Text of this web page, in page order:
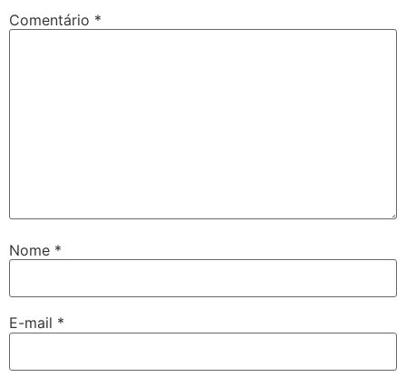
Comentário *
Nome *
E-mail *